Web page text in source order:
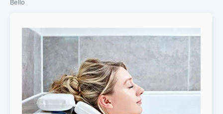
Bello